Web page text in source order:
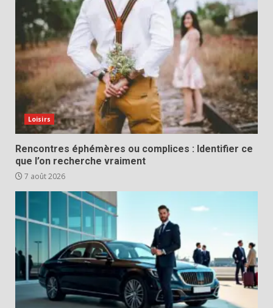
Loisirs
Rencontres éphémères ou complices : Identifier ce
que l’on recherche vraiment
7 août 2026